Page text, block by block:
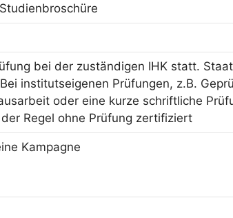
bei der zuständigen IHK statt.
institutseigenen Prüfungen, z.B.
oder eine kurze schriftliche
Regel ohne Prüfung zertifiziert
Kampagne